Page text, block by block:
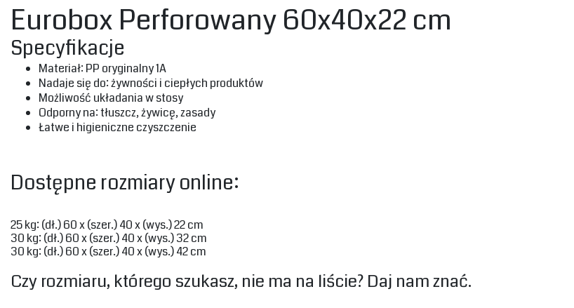
Eurobox Perforowany 60x40x22 cm
‎Specyfikacje‎
‎Materiał: PP oryginalny 1A‎
‎Nadaje się do: żywności i ciepłych produktów
‎‎Możliwość układania w stosy
‎Odporny na: tłuszcz, żywicę, zasady‎
‎Łatwe i higieniczne czyszczenie‎
‎Dostępne rozmiary online:‎
‎25 kg: (dł.) 60 x (szer.) 40 x (wys.) 22 cm ‎
‎30 kg: (dł.) 60 x (szer.) 40 x (wys.) 32 cm ‎
‎30 kg: (dł.) 60 x (szer.) 40 x (wys.) 42 cm‎
‎Czy rozmiaru, którego szukasz, nie ma na liście? Daj nam znać.‎